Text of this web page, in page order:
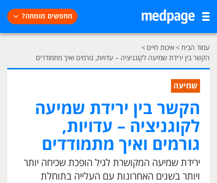
מחפשים מומחה?
עמוד הבית> איכות חיים >
הקשר בין ירידת שמיעה לקוגניציה – עדויות, גורמים ואיך מתמודדים
שמיעה
הקשר בין ירידת שמיעה
לקוגניציה – עדויות,
גורמים ואיך מתמודדים
ירידת שמיעה המקושרת לגיל הופכת שכיחה יותר
ויותר בשנים האחרונות עם העלייה בתוחלת